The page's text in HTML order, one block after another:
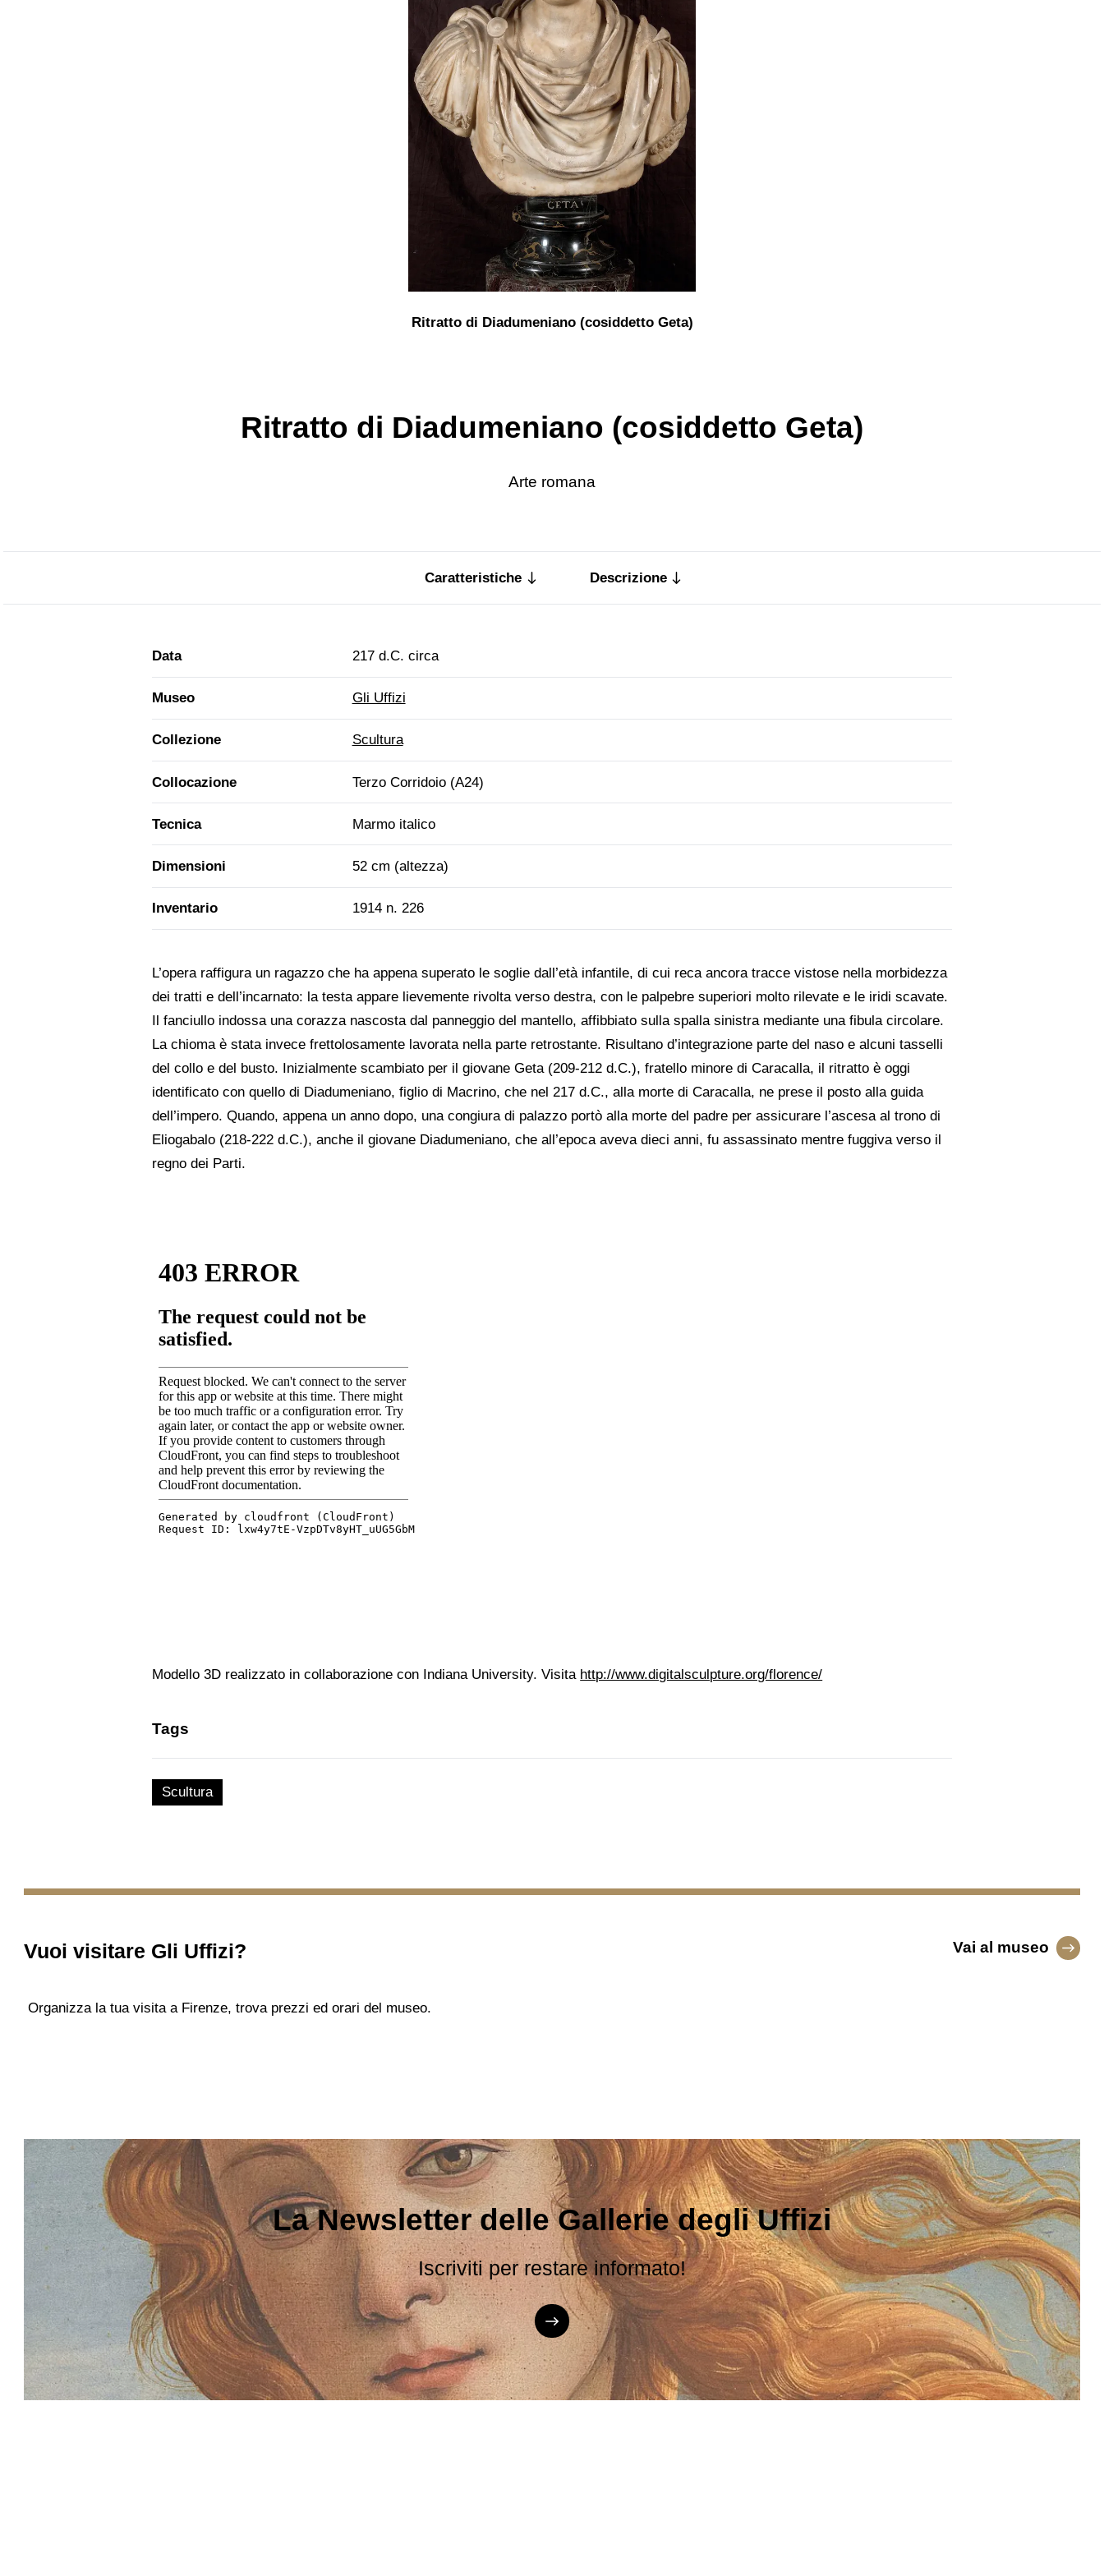
Ritratto di Diadumeniano (cosiddetto Geta)
Ritratto di Diadumeniano (cosiddetto Geta)
Arte romana
Caratteristiche Descrizione
Data 217 d.C. circa
Museo Gli Uffizi
Collezione Scultura
Collocazione Terzo Corridoio (A24)
Tecnica Marmo italico
Dimensioni 52 cm (altezza)
Inventario 1914 n. 226
L’opera raffigura un ragazzo che ha appena superato le soglie dall’età infantile, di cui reca ancora tracce vistose nella morbidezza
dei tratti e dell’incarnato: la testa appare lievemente rivolta verso destra, con le palpebre superiori molto rilevate e le iridi scavate.
Il fanciullo indossa una corazza nascosta dal panneggio del mantello, affibbiato sulla spalla sinistra mediante una fibula circolare.
La chioma è stata invece frettolosamente lavorata nella parte retrostante. Risultano d’integrazione parte del naso e alcuni tasselli
del collo e del busto. Inizialmente scambiato per il giovane Geta (209-212 d.C.), fratello minore di Caracalla, il ritratto è oggi
identificato con quello di Diadumeniano, figlio di Macrino, che nel 217 d.C., alla morte di Caracalla, ne prese il posto alla guida
dell’impero. Quando, appena un anno dopo, una congiura di palazzo portò alla morte del padre per assicurare l’ascesa al trono di
Eliogabalo (218-222 d.C.), anche il giovane Diadumeniano, che all’epoca aveva dieci anni, fu assassinato mentre fuggiva verso il
regno dei Parti.
Modello 3D realizzato in collaborazione con Indiana University. Visita http://www.digitalsculpture.org/florence/
Tags
Scultura
Vuoi visitare Gli Uffizi?
Organizza la tua visita a Firenze, trova prezzi ed orari del museo.
Vai al museo
La Newsletter delle Gallerie degli Uffizi
Iscriviti per restare informato!